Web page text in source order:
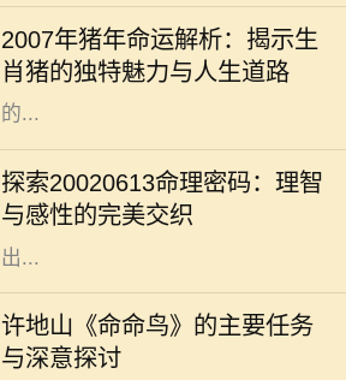
2007年猪年命运解析：揭示生
肖猪的独特魅力与人生道路
象征，与其相关的命运常常引发广泛
的讨论。2007年是猪年，而出生于这
一年的朋友们，常常被认为拥有独特
的...
探索20020613命理密码：理智
与感性的完美交织
命理学，无论在古代还是现代，都给
人们提供了一种解读自身性格与命运
的方式。在这其中，出生日期的解读
是一个重要的环节。2002年6月13日
出...
许地山《命命鸟》的主要任务
与深意探讨
许地山是一位杰出的作家，他的作品
深深影响了中国现代文学。其中，
《命命鸟》是一部引人注目的小说，
生动展示了人性、命运以及生命的脆